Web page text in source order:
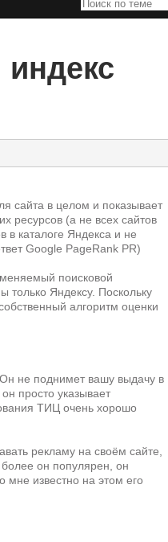
сайта в целом и показывает
ресурсов (а не всех сайтов
в каталоге Яндекса и не
Google PageRank PR)
поисковой
только Яндексу. Поскольку
алгоритм оценки
не поднимет вашу выдачу в
просто указывает
ТИЦ очень хорошо
рекламу на своём сайте,
более он популярен, он
мне известно на этом его